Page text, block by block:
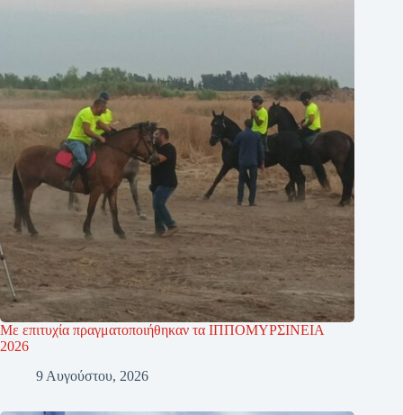
Με επιτυχία πραγματοποιήθηκαν τα ΙΠΠΟΜΥΡΣΙΝΕΙΑ
2026
9 Αυγούστου, 2026